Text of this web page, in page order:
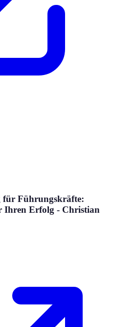
für Führungskräfte:
Ihren Erfolg - Christian